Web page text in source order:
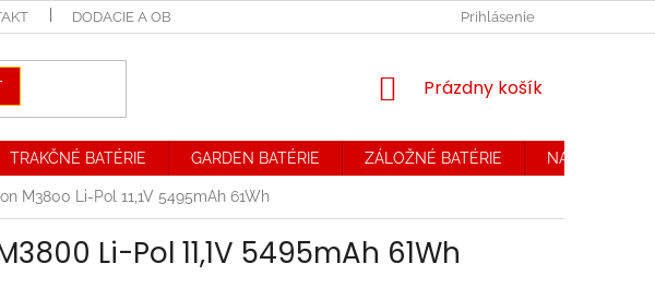
DODACIE A OBCHODNÉ PODMIENKY. REKLAMAČNÝ PORIADOKPrihlásenie
NÁKUPNÝ
Prázdny košík
TRAKČNÉ BATÉRIE GARDEN BATÉRIE ZÁLOŽNÉ BATÉRIE NABÍJAČKY
M3800 Li-Pol 11,1V 5495mAh 61Wh
Li-Pol 11,1V 5495mAh 61Wh